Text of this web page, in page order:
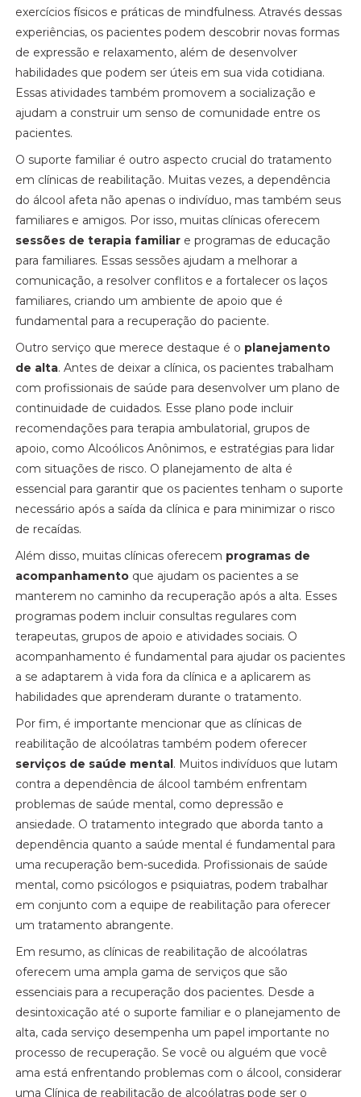
exercícios físicos e práticas de mindfulness. Através dessas
experiências, os pacientes podem descobrir novas formas
de expressão e relaxamento, além de desenvolver
habilidades que podem ser úteis em sua vida cotidiana.
Essas atividades também promovem a socialização e
ajudam a construir um senso de comunidade entre os
pacientes.
O suporte familiar é outro aspecto crucial do tratamento
em clínicas de reabilitação. Muitas vezes, a dependência
do álcool afeta não apenas o indivíduo, mas também seus
familiares e amigos. Por isso, muitas clínicas oferecem
sessões de terapia familiar e programas de educação
para familiares. Essas sessões ajudam a melhorar a
comunicação, a resolver conflitos e a fortalecer os laços
familiares, criando um ambiente de apoio que é
fundamental para a recuperação do paciente.
Outro serviço que merece destaque é o planejamento
de alta. Antes de deixar a clínica, os pacientes trabalham
com profissionais de saúde para desenvolver um plano de
continuidade de cuidados. Esse plano pode incluir
recomendações para terapia ambulatorial, grupos de
apoio, como Alcoólicos Anônimos, e estratégias para lidar
com situações de risco. O planejamento de alta é
essencial para garantir que os pacientes tenham o suporte
necessário após a saída da clínica e para minimizar o risco
de recaídas.
Além disso, muitas clínicas oferecem programas de
acompanhamento que ajudam os pacientes a se
manterem no caminho da recuperação após a alta. Esses
programas podem incluir consultas regulares com
terapeutas, grupos de apoio e atividades sociais. O
acompanhamento é fundamental para ajudar os pacientes
a se adaptarem à vida fora da clínica e a aplicarem as
habilidades que aprenderam durante o tratamento.
Por fim, é importante mencionar que as clínicas de
reabilitação de alcoólatras também podem oferecer
serviços de saúde mental. Muitos indivíduos que lutam
contra a dependência de álcool também enfrentam
problemas de saúde mental, como depressão e
ansiedade. O tratamento integrado que aborda tanto a
dependência quanto a saúde mental é fundamental para
uma recuperação bem-sucedida. Profissionais de saúde
mental, como psicólogos e psiquiatras, podem trabalhar
em conjunto com a equipe de reabilitação para oferecer
um tratamento abrangente.
Em resumo, as clínicas de reabilitação de alcoólatras
oferecem uma ampla gama de serviços que são
essenciais para a recuperação dos pacientes. Desde a
desintoxicação até o suporte familiar e o planejamento de
alta, cada serviço desempenha um papel importante no
processo de recuperação. Se você ou alguém que você
ama está enfrentando problemas com o álcool, considerar
uma Clínica de reabilitação de alcoólatras pode ser o